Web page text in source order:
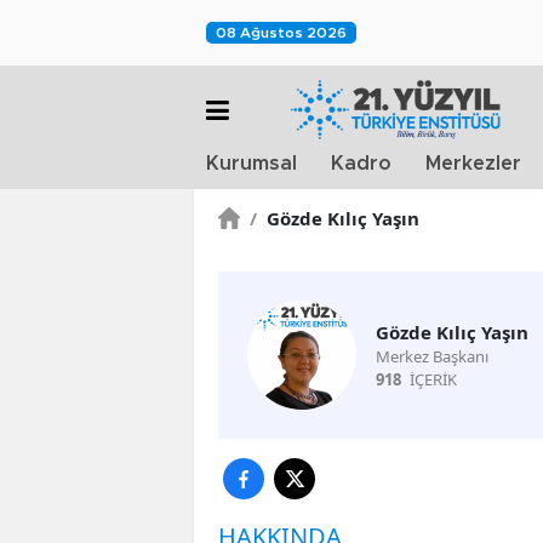
08 Ağustos 2026
Kurumsal Kadro Merkezler
/ Gözde Kılıç Yaşın
Gözde Kılıç Yaşın
Merkez Başkanı
918 İÇERİK
HAKKINDA